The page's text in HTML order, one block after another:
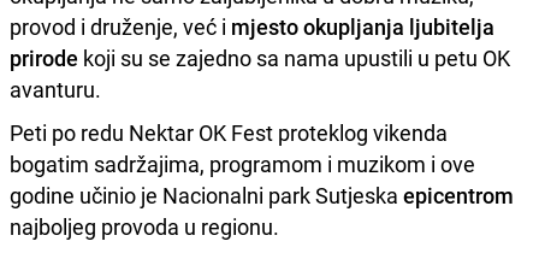
provod i druženje, već i mjesto okupljanja ljubitelja
prirode koji su se zajedno sa nama upustili u petu OK
avanturu.
Peti po redu Nektar OK Fest proteklog vikenda
bogatim sadržajima, programom i muzikom i ove
godine učinio je Nacionalni park Sutjeska epicentrom
najboljeg provoda u regionu.